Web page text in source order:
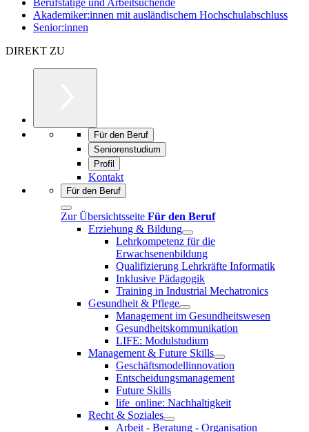
Akademiker:innen mit ausländischem Hochschulabschluss
Senior:innen
DIREKT ZU
Für den Beruf
Seniorenstudium
Profil
Kontakt
Für den Beruf
Zur Übersichtsseite Für den Beruf
Erziehung & Bildung
Lehrkompetenz für die
Erwachsenenbildung
Qualifizierung Lehrkräfte Informatik
Inklusive Pädagogik
Training in Industrial Mechatronics
Gesundheit & Pflege
Management im Gesundheitswesen
Gesundheitskommunikation
LIFE: Modulstudium
Management & Future Skills
Geschäftsmodellinnovation
Entscheidungsmanagement
Future Skills
life_online: Nachhaltigkeit
Recht & Soziales
Arbeit - Beratung - Organisation